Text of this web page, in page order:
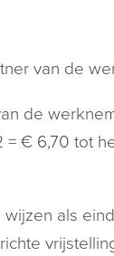
van de
de
€ 6,70 tot
als